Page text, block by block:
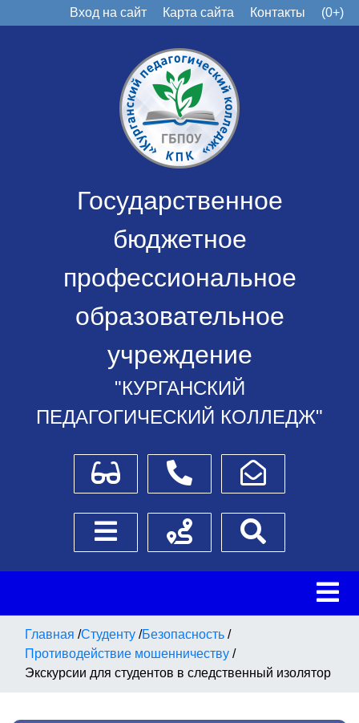
Вход на сайт Карта сайта Контакты (0+)
Государственное
бюджетное
профессиональное
образовательное
учреждение
"КУРГАНСКИЙ
ПЕДАГОГИЧЕСКИЙ КОЛЛЕДЖ"
Для слабовидящихТелефоныНаписать обращение
Боковое менюСхема проезда
Главная /Студенту /Безопасность /
Противодействие мошенничеству /
Экскурсии для студентов в следственный изолятор